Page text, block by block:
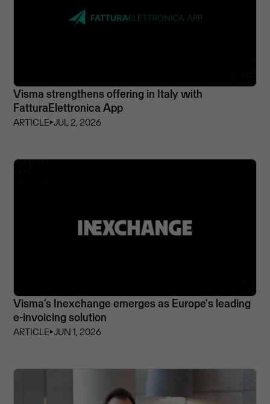
Visma strengthens offering in Italy with
FatturaElettronica App
ARTICLE⏵JUL 2, 2026
Visma’s Inexchange emerges as Europe's leading
e-invoicing solution
ARTICLE⏵JUN 1, 2026